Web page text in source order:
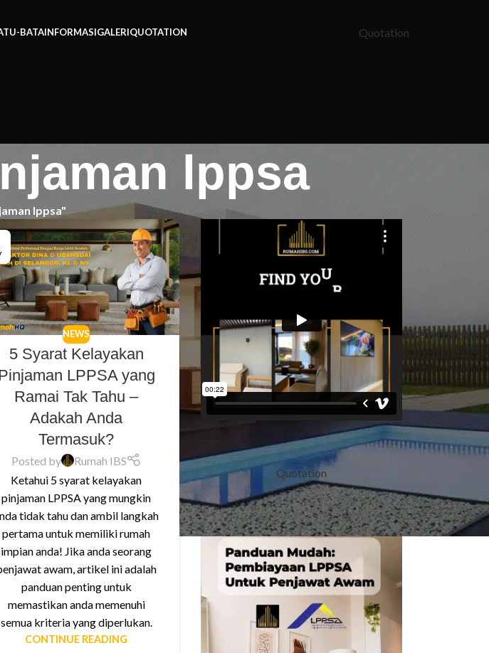
BATAINFORMASIGALERIQUOTATION Quotation
lppsa
lppsa"
NEWS
5 Syarat Kelayakan
LPPSA yang
Ramai Tak Tahu –
Adakah Anda
Termasuk?
Posted by
Rumah IBS
Ketahui 5 syarat kelayakan
pinjaman LPPSA yang mungkin
tidak tahu dan ambil langkah
pertama untuk memiliki rumah
impian anda! Jika anda seorang
awam, artikel ini adalah
panduan penting untuk
memastikan anda memenuhi
semua kriteria yang diperlukan.
CONTINUE READING
Quotation